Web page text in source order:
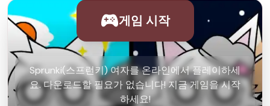
게임 시작
Sprunki(스프런키) 여자를 온라인에서 플레이하세
요. 다운로드할 필요가 없습니다! 지금 게임을 시작
하세요!